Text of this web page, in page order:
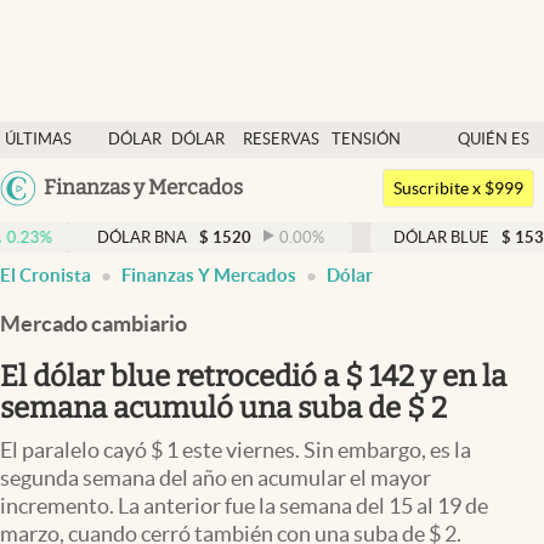
ÚLTIMAS
NOTICIAS
DÓLAR
DÓLAR
RESERVAS
TENSIÓN
GEOPOLÍTICA
QUIÉN ES
QUIÉN
Argentina
Uruguay
Finanzas y Mercados
Dólar
Members
Economía y Política
Finanzas y Mercados
Mercados Online
Negocios
Columnistas
Otras secciones
Apertura
Suscribite x $999
DÓLAR BNA $ 1520 0.00% DÓLAR BLUE $ 1530 -0.65%
El Cronista Finanzas Y Mercados Dólar
Mercado cambiario
El dólar blue retrocedió a $ 142 y en la
semana acumuló una suba de $ 2
El paralelo cayó $ 1 este viernes. Sin embargo, es la
segunda semana del año en acumular el mayor
incremento. La anterior fue la semana del 15 al 19 de
marzo, cuando cerró también con una suba de $ 2.